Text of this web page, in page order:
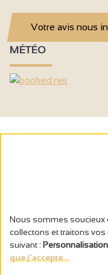
Votre avis nous
MÉTÉO
L’abus d’alcool est
Nous sommes soucieux
collectons et traitons
suivant :
que j'accepte...